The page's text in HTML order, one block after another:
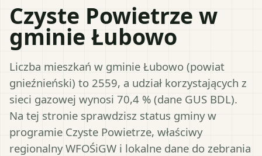
Czyste Powietrze w
gminie Łubowo
Liczba mieszkań w gminie Łubowo (powiat
gnieźnieński) to 2559, a udział korzystających z
sieci gazowej wynosi 70,4 % (dane GUS BDL).
Na tej stronie sprawdzisz status gminy w
programie Czyste Powietrze, właściwy
regionalny WFOŚiGW i lokalne dane do zebrania